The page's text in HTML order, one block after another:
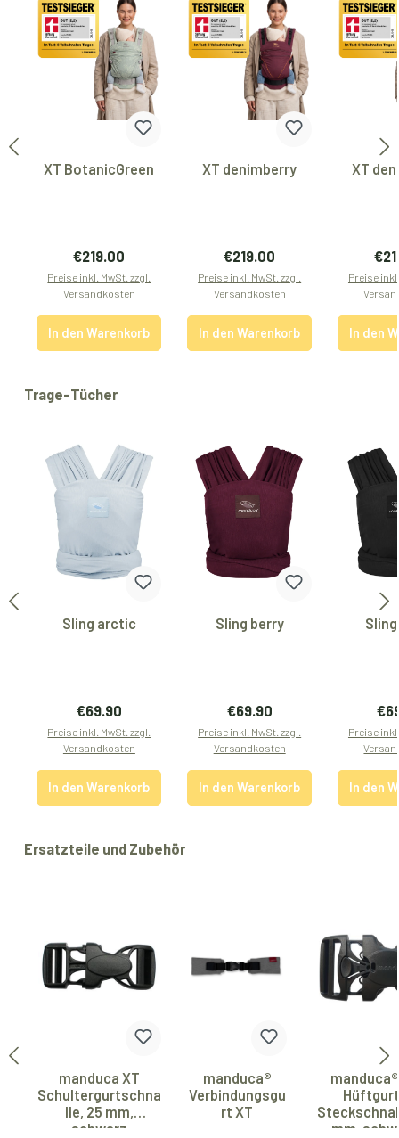
XT BotanicGreen
Regulärer Preis:
€219.00
Preise inkl. MwSt. zzgl.
Versandkosten
In den Warenkorb
XT denimberry
Regulärer Preis:
€219.00
Preise inkl. MwSt. zzgl.
Versandkosten
In den Warenkorb
XT
Preise
In den
Produktgalerie überspringen
Trage-Tücher
Sling arctic
Regulärer Preis:
€69.90
Preise inkl. MwSt. zzgl.
Versandkosten
In den Warenkorb
Sling berry
Regulärer Preis:
€69.90
Preise inkl. MwSt. zzgl.
Versandkosten
In den Warenkorb
Preise
In den
Produktgalerie überspringen
Ersatzteile und Zubehör
manduca XT
Schultergurtschna
lle, 25 mm,
schwarz
manduca®
Verbindungsgu
rt XT
mm,